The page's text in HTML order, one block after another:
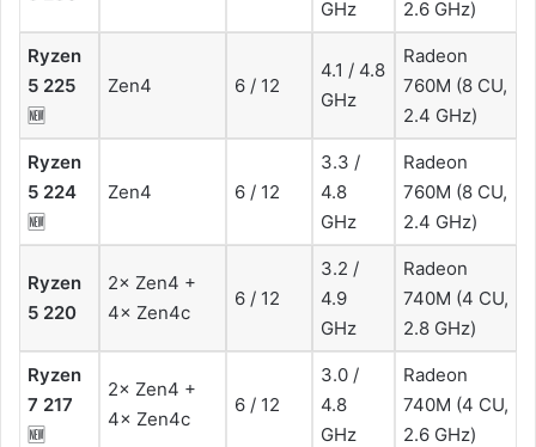
GHz
2.6 GHz)
Ryzen
5 225
🆕
Zen4 6 / 12
4.1 / 4.8
GHz
Radeon
760M (8 CU,
2.4 GHz)
Ryzen
5 224
🆕
Zen4 6 / 12
3.3 /
4.8
GHz
Radeon
760M (8 CU,
2.4 GHz)
Ryzen
5 220
2× Zen4 +
4× Zen4c
6 / 12
3.2 /
4.9
GHz
Radeon
740M (4 CU,
2.8 GHz)
Ryzen
7 217
🆕
2× Zen4 +
4× Zen4c
6 / 12
3.0 /
4.8
GHz
Radeon
740M (4 CU,
2.6 GHz)